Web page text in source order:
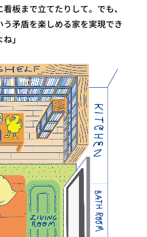
板まで立てたりして。でも、
矛盾を楽しめる家を実現でき
」